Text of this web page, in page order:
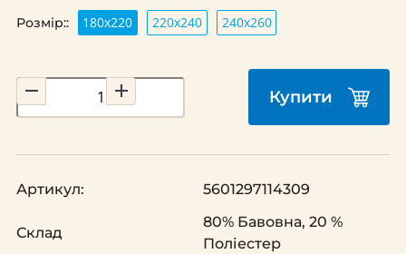
Розмір:: 180x220 220х240 240х260
Купити
Артикул: 5601297114309
Склад
80% Бавовна, 20 %
Поліестер